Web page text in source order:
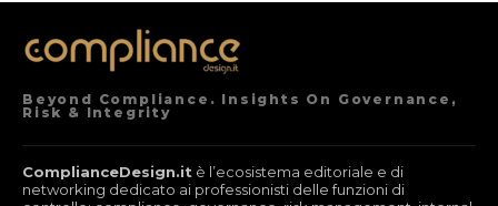
Beyond Compliance. Insights On Governance,
Risk & Integrity
ComplianceDesign.it è l’ecosistema editoriale e di
networking dedicato ai professionisti delle funzioni di